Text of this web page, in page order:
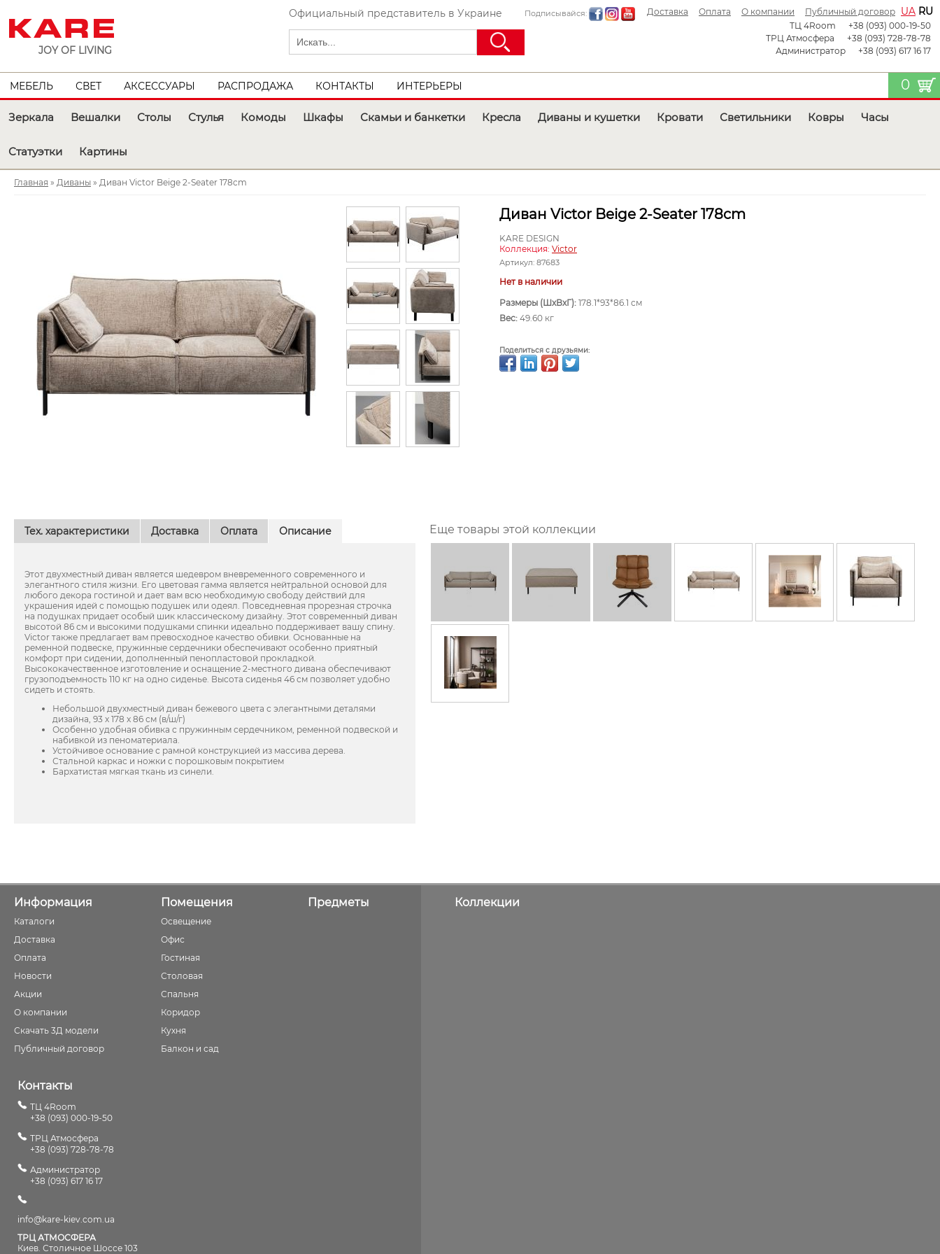
JOY OF LIVING
Подписывайся:
Официальный представитель в Украине Доставка Оплата О компании Публичный договор UA RU
ТЦ 4Room
+38 (093) 000-19-50
ТРЦ Атмосфера
+38 (093) 728-78-78
Администратор
+38 (093) 617 16 17
МЕБЕЛЬ СВЕТ АКСЕССУАРЫ РАСПРОДАЖА КОНТАКТЫ ИНТЕРЬЕРЫ 0
Зеркала Вешалки Столы Стулья Комоды Шкафы Скамьи и банкетки Кресла Диваны и кушетки Кровати Светильники Ковры Часы
Статуэтки Картины
Главная » Диваны » Диван Victor Beige 2-Seater 178cm
Диван Victor Beige 2-Seater 178cm
KARE DESIGN
Коллекция: Victor
Артикул: 87683
Нет в наличии
Размеры (ШхВхГ): 178.1*93*86.1 см
Вес: 49.60 кг
Поделиться с друзьями:
Описание
Тех. характеристики Доставка Оплата
Этот двухместный диван является шедевром вневременного современного и
элегантного стиля жизни. Его цветовая гамма является нейтральной основой для
любого декора гостиной и дает вам всю необходимую свободу действий для
украшения идей с помощью подушек или одеял. Повседневная прорезная строчка
на подушках придает особый шик классическому дизайну. Этот современный диван
высотой 86 см и высокими подушками спинки идеально поддерживает вашу спину.
Victor также предлагает вам превосходное качество обивки. Основанные на
ременной подвеске, пружинные сердечники обеспечивают особенно приятный
комфорт при сидении, дополненный пенопластовой прокладкой.
Высококачественное изготовление и оснащение 2-местного дивана обеспечивают
грузоподъемность 110 кг на одно сиденье. Высота сиденья 46 см позволяет удобно
сидеть и стоять.
Небольшой двухместный диван бежевого цвета с элегантными деталями
дизайна, 93 x 178 x 86 см (в/ш/г)
Особенно удобная обивка с пружинным сердечником, ременной подвеской и
набивкой из пеноматериала.
Устойчивое основание с рамной конструкцией из массива дерева.
Стальной каркас и ножки с порошковым покрытием
Бархатистая мягкая ткань из синели.
Еще товары этой коллекции
Информация
Каталоги
Доставка
Оплата
Новости
Акции
О компании
Скачать 3Д модели
Публичный договор
Контакты
ТЦ 4Room
+38 (093) 000-19-50
ТРЦ Атмосфера
+38 (093) 728-78-78
Администратор
+38 (093) 617 16 17
info@kare-kiev.com.ua
ТРЦ АТМОСФЕРА
Киев. Столичное Шоссе 103
Помещения
Освещение
Офис
Гостиная
Столовая
Спальня
Коридор
Кухня
Балкон и сад
Предметы Коллекции